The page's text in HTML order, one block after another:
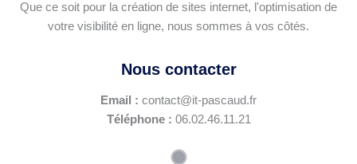
Que ce soit pour la création de sites internet, l'optimisation de
votre visibilité en ligne, nous sommes à vos côtés.
Nous contacter
Email : contact@it-pascaud.fr
Téléphone : 06.02.46.11.21